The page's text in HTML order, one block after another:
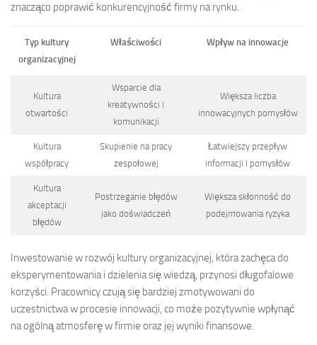
znacząco poprawić konkurencyjność firmy na rynku.
Typ kultury
organizacyjnej
Właściwości Wpływ na innowacje
Kultura
otwartości
Wsparcie dla
kreatywności i
komunikacji
Większa liczba
innowacyjnych pomysłów
Kultura
współpracy
Skupienie na pracy
zespołowej
Łatwiejszy przepływ
informacji i pomysłów
Kultura
akceptacji
błędów
Postrzeganie błędów
jako doświadczeń
Większa skłonność do
podejmowania ryzyka
Inwestowanie w rozwój kultury organizacyjnej, która zachęca do
eksperymentowania i dzielenia się wiedzą, przynosi długofalowe
korzyści. Pracownicy czują się bardziej zmotywowani do
uczestnictwa w procesie innowacji, co może pozytywnie wpłynąć
na ogólną atmosferę w firmie oraz jej wyniki finansowe.